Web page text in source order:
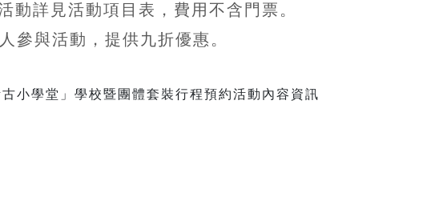
動詳見活動項目表，費用不含 門票。
人參與活動，提供九折優惠 。